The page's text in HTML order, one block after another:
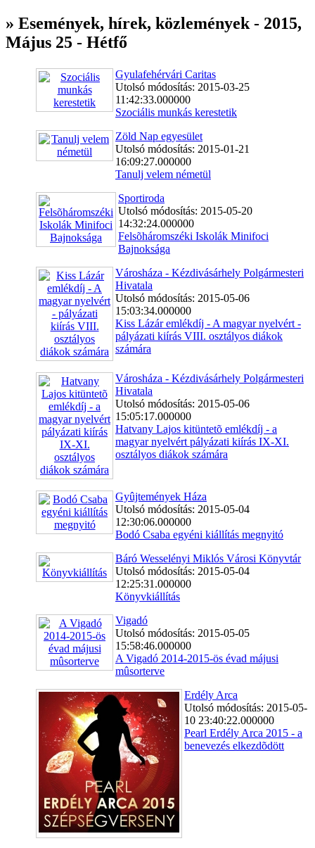
» Események, hírek, közlemények - 2015,
Május 25 - Hétfő
Gyulafehérvári Caritas
Utolsó módosítás: 2015-03-25
11:42:33.000000
Szociális munkás kerestetik
Zöld Nap egyesület
Utolsó módosítás: 2015-01-21
16:09:27.000000
Tanulj velem németül
Sportiroda
Utolsó módosítás: 2015-05-20
14:32:24.000000
Felsõháromszéki Iskolák Minifoci
Bajnoksága
Városháza - Kézdivásárhely Polgármesteri
Hivatala
Utolsó módosítás: 2015-05-06
15:03:34.000000
Kiss Lázár emlékdíj - A magyar nyelvért -
pályázati kiírás VIII. osztályos diákok
számára
Városháza - Kézdivásárhely Polgármesteri
Hivatala
Utolsó módosítás: 2015-05-06
15:05:17.000000
Hatvany Lajos kitüntetõ emlékdíj - a
magyar nyelvért pályázati kiírás IX-XI.
osztályos diákok számára
Gyûjtemények Háza
Utolsó módosítás: 2015-05-04
12:30:06.000000
Bodó Csaba egyéni kiállítás megnyitó
Báró Wesselényi Miklós Városi Könyvtár
Utolsó módosítás: 2015-05-04
12:25:31.000000
Könyvkiállítás
Vigadó
Utolsó módosítás: 2015-05-05
15:58:46.000000
A Vigadó 2014-2015-ös évad májusi
mûsorterve
Erdély Arca
Utolsó módosítás: 2015-05-
10 23:40:22.000000
Pearl Erdély Arca 2015 - a
benevezés elkezdõdött